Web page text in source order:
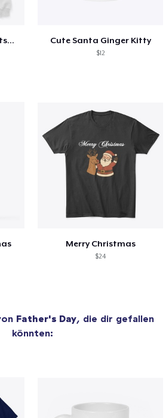
merry and bright sweatshirt christmas Cute Santa Ginger Kitty
$12
Merry Christmas
$24
Father's Day, die dir gefallen
könnten: